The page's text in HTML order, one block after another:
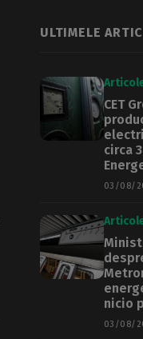
ULTIMELE
CET
circa
03/08/
nicio
03/08/